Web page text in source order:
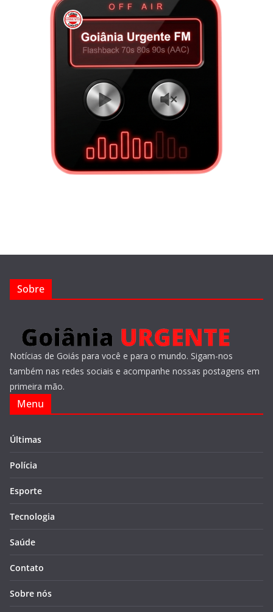
Sobre
Notícias de Goiás para você e para o mundo. Sigam-nos
também nas redes sociais e acompanhe nossas postagens em
primeira mão.
Menu
Últimas
Polícia
Esporte
Tecnologia
Saúde
Contato
Sobre nós